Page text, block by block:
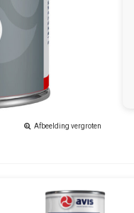
Afbeelding vergroten